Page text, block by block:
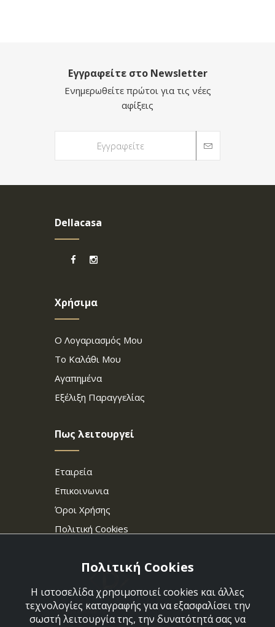
Εγγραφείτε στο Newsletter
Ενημερωθείτε πρώτοι για τις νέες
αφίξεις
Dellacasa
Χρήσιμα
Ο Λογαριασμός Μου
Το Καλάθι Μου
Αγαπημένα
Εξέλιξη Παραγγελίας
Πως λειτουργεί
Εταιρεία
Επικοινωνια
Όροι Χρήσης
Πολιτική Cookies
Πολιτική Cookies
Η ιστοσελίδα χρησιμοποιεί cookies και άλλες
τεχνολογίες καταγραφής για να εξασφαλίσει την
σωστή λειτουργία της, την δυνατότητά σας να